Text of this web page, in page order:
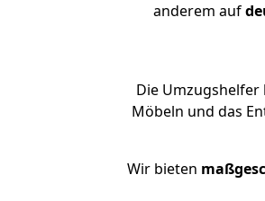
anderem auf
Die
Möbeln und das
Wir bieten